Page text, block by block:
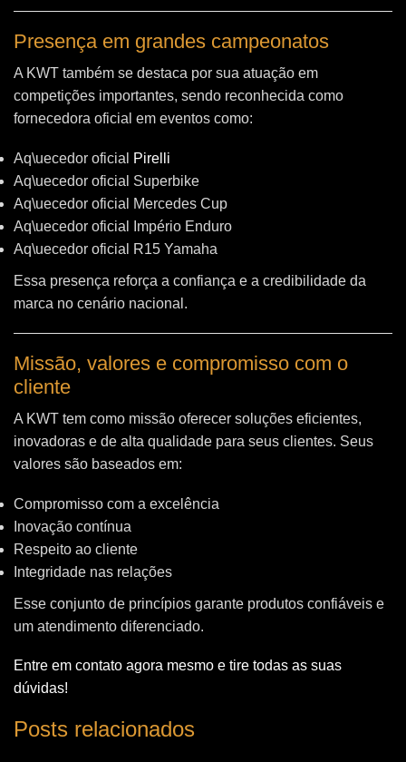
Presença em grandes campeonatos
A KWT também se destaca por sua atuação em
competições importantes, sendo reconhecida como
fornecedora oficial em eventos como:
Aq\uecedor oficial
Pirelli
Aq\uecedor oficial Superbike
Aq\uecedor oficial Mercedes Cup
Aq\uecedor oficial Império Enduro
Aq\uecedor oficial R15 Yamaha
Essa presença reforça a confiança e a credibilidade da
marca no cenário nacional.
Missão, valores e compromisso com o
cliente
A KWT tem como missão oferecer soluções eficientes,
inovadoras e de alta qualidade para seus clientes. Seus
valores são baseados em:
Compromisso com a excelência
Inovação contínua
Respeito ao cliente
Integridade nas relações
Esse conjunto de princípios garante produtos confiáveis e
um atendimento diferenciado.
Entre em contato agora mesmo e tire todas as suas
dúvidas!
Posts relacionados